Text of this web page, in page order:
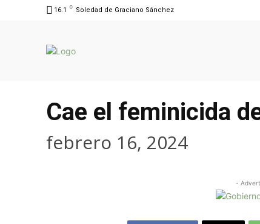
16.1 C Soledad de Graciano Sánchez
Cae el feminicida
febrero 16, 2024
-